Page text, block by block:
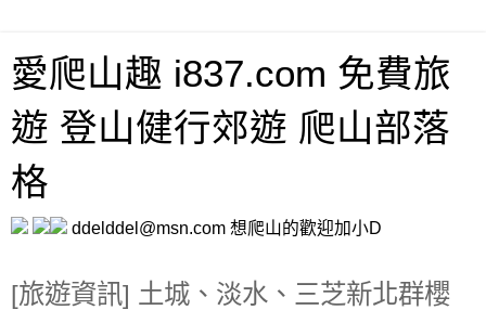
愛爬山趣 i837.com 免費旅
遊 登山健行郊遊 爬山部落
格
ddelddel@msn.com 想爬山的歡迎加小D
[旅遊資訊] 土城、淡水、三芝新北群櫻